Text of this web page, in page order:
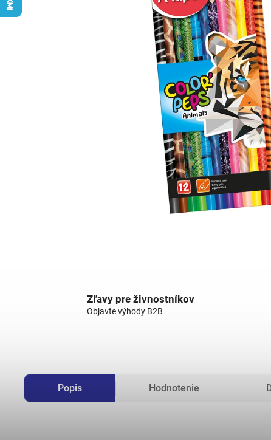
Zľavy pre živnostníkov
Objavte výhody B2B
Popis Hodnotenie